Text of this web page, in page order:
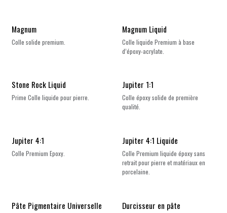
Magnum
Colle solide premium.
Magnum Liquid
Colle liquide Premium à base
d’époxy-acrylate.
Stone Rock Liquid
Prime Colle liquide pour pierre.
Jupiter 1:1
Colle époxy solide de première
qualité.
Jupiter 4:1
Colle Premium Epoxy.
Jupiter 4:1 Liquide
Colle Premium liquide époxy sans
retrait pour pierre et matériaux en
porcelaine.
Pâte Pigmentaire Universelle Durcisseur en pâte